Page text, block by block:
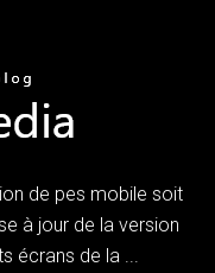
de pes mobile soit
à jour de la version
écrans de la ...